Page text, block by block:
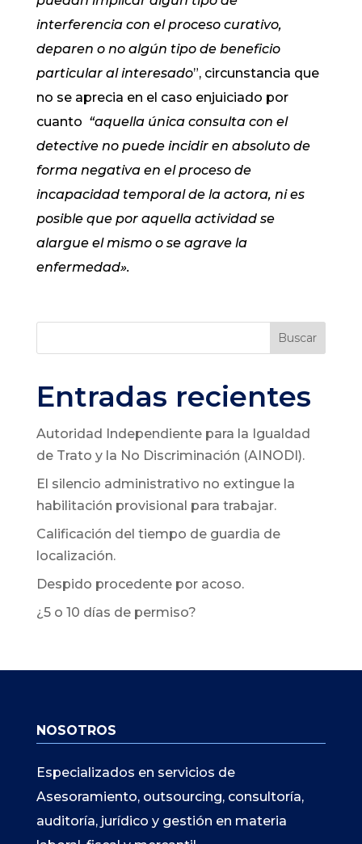
interferencia con el proceso curativo,
deparen o no algún tipo de beneficio
particular al interesado”, circunstancia que
no se aprecia en el caso enjuiciado por
cuanto “aquella única consulta con el
detective no puede incidir en absoluto de
forma negativa en el proceso de
incapacidad temporal de la actora, ni es
posible que por aquella actividad se
alargue el mismo o se agrave la
enfermedad».
Buscar
Entradas recientes
Autoridad Independiente para la Igualdad
de Trato y la No Discriminación (AINODI).
El silencio administrativo no extingue la
habilitación provisional para trabajar.
Calificación del tiempo de guardia de
localización.
Despido procedente por acoso.
¿5 o 10 días de permiso?
NOSOTROS
Especializados en servicios de
Asesoramiento, outsourcing, consultoría,
auditoría, jurídico y gestión en materia